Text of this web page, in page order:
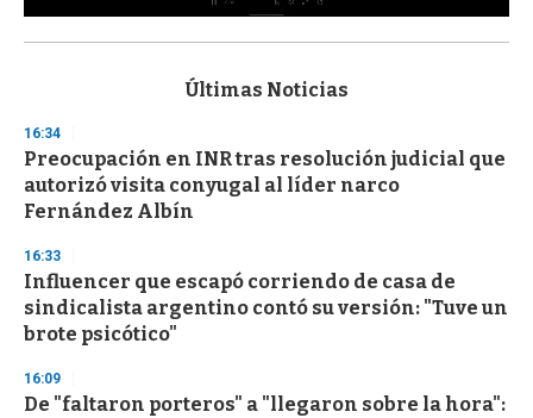
s
d
s
o
f
3
s
e
c
o
n
Últimas Noticias
16:34
Preocupación en INR tras resolución judicial que
autorizó visita conyugal al líder narco
Fernández Albín
16:33
Influencer que escapó corriendo de casa de
sindicalista argentino contó su versión: "Tuve un
brote psicótico"
16:09
De "faltaron porteros" a "llegaron sobre la hora":